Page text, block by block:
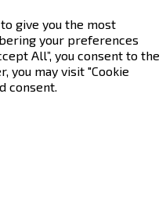
give you the most
your preferences
All”, you consent to the
you may visit "Cookie
consent.